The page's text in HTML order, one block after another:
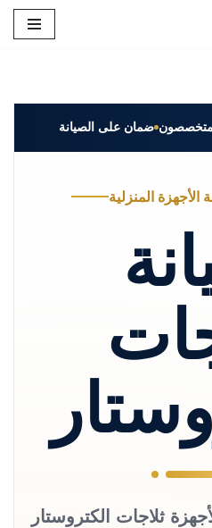
متخصصون ضمان على الصيانة
المنزلية
ثلاجات الكتروستار